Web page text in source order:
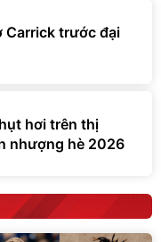
Carrick trước đại
hơi trên thị
nhượng hè 2026